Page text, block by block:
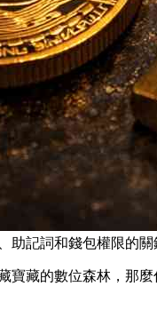
助記詞和錢包權限的
寶藏的數位森林，那